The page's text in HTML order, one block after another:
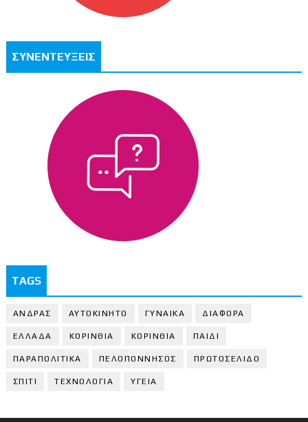
ΣΥΝΕΝΤΕΥΞΕΙΣ
TAGS
ΑΝΔΡΑΣ ΑΥΤΟΚΙΝΗΤΟ ΓΥΝΑΙΚΑ ΔΙΑΦΟΡΑ
ΕΛΛΑΔΑ ΚΟΡΙΝΘΙΑ ΚΟΡΙΝΘΙA ΠΑΙΔΙ
ΠΑΡΑΠΟΛΙΤΙΚΑ ΠΕΛΟΠΟΝΝΗΣΟΣ ΠΡΩΤΟΣΕΛΙΔΟ
ΣΠΙΤΙ ΤΕΧΝΟΛΟΓΙΑ ΥΓΕΙΑ